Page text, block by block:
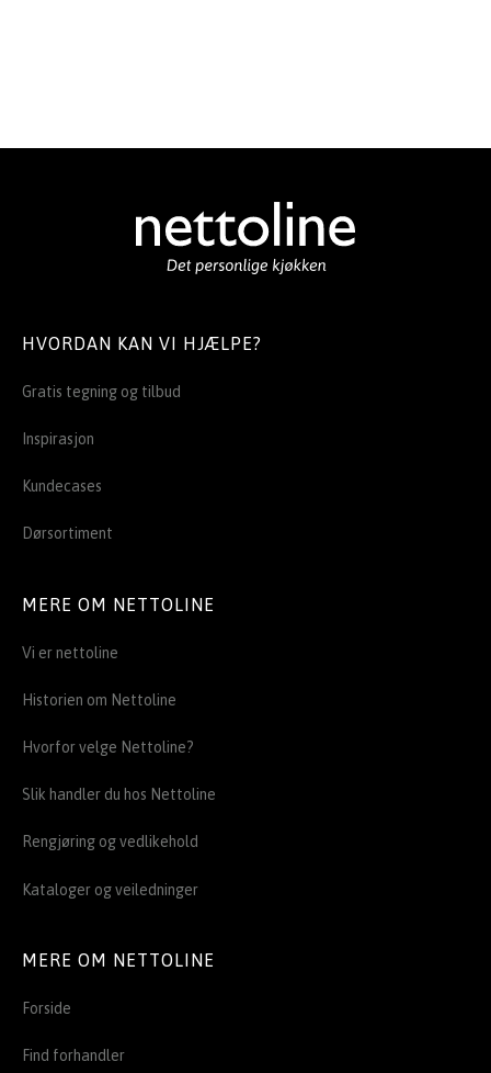
HVORDAN KAN VI HJÆLPE?
Gratis tegning og tilbud
Inspirasjon
Kundecases
Dørsortiment
MERE OM NETTOLINE
Vi er nettoline
Historien om Nettoline
Hvorfor velge Nettoline?
Slik handler du hos Nettoline
Rengjøring og vedlikehold
Kataloger og veiledninger
MERE OM NETTOLINE
Forside
Find forhandler